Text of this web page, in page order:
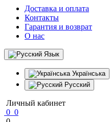
Доставка и оплата
Контакты
Гарантия и возврат
О нас
Язык
Українська
Русский
Личный кабинет
0 0